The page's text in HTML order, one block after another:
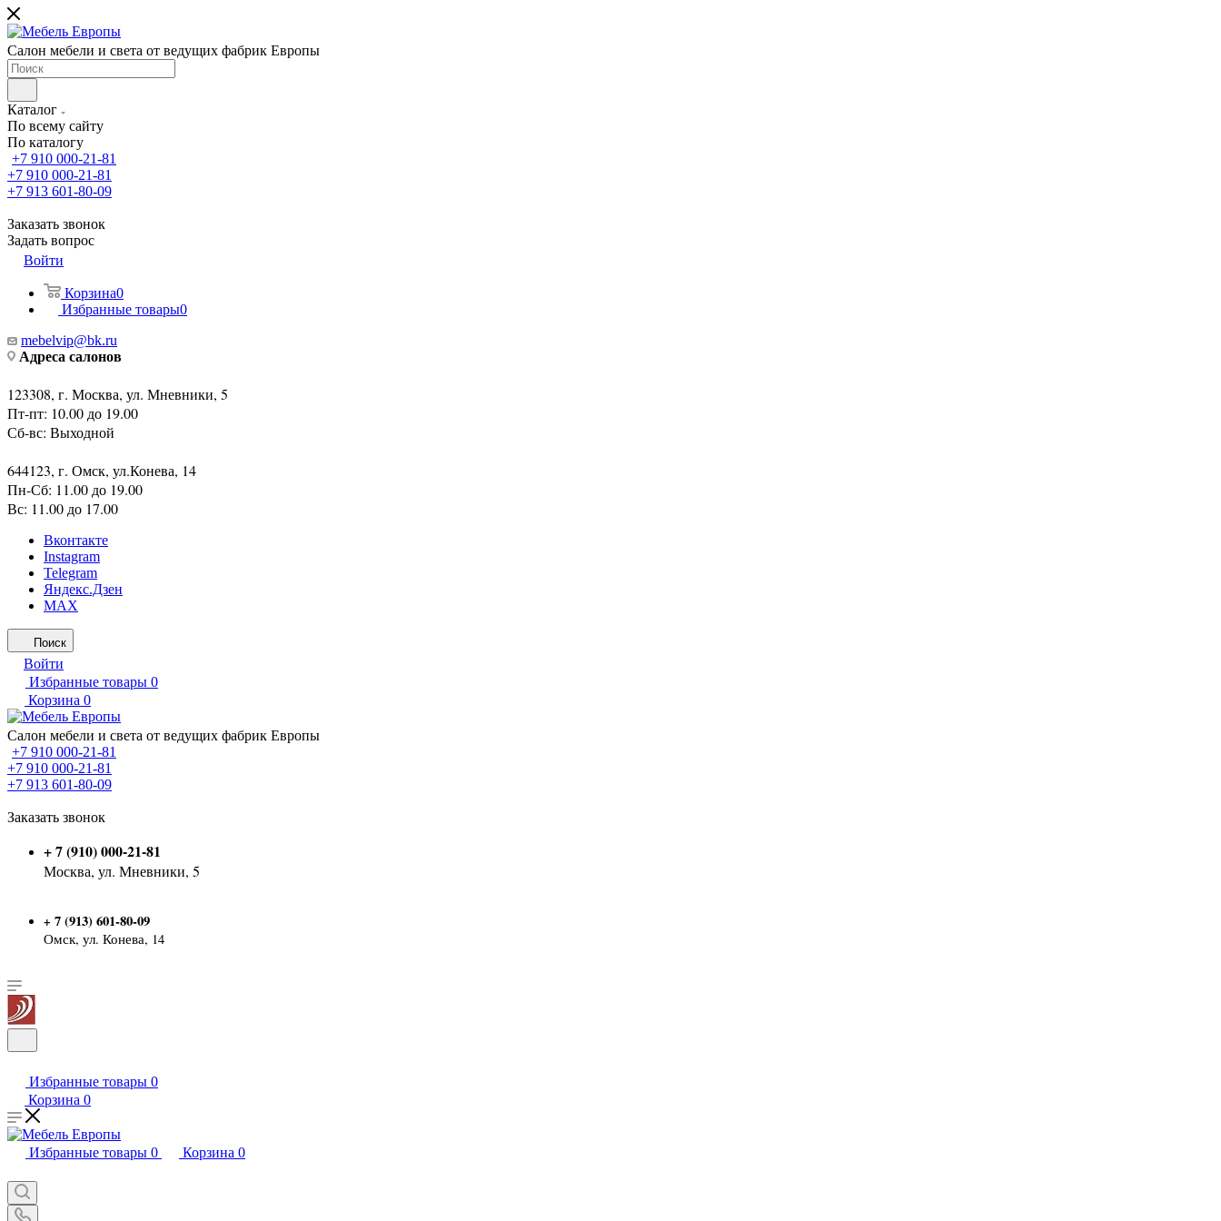
Салон мебели и света от ведущих фабрик Европы
Каталог
По всему сайту
По каталогу
+7 910 000-21-81
+7 910 000-21-81
+7 913 601-80-09
Заказать звонок
Задать вопрос
Войти
Корзина0
Избранные товары0
mebelvip@bk.ru
Адреса салонов
123308, г. Москва, ул. Мневники, 5
Пт-пт: 10.00 до 19.00
Сб-вс: Выходной
644123, г. Омск, ул.Конева, 14
Пн-Сб: 11.00 до 19.00
Вс: 11.00 до 17.00
Вконтакте
Instagram
Telegram
Яндекс.Дзен
MAX
Поиск
Войти
Избранные товары 0
Корзина 0
Салон мебели и света от ведущих фабрик Европы
+7 910 000-21-81
+7 910 000-21-81
+7 913 601-80-09
Заказать звонок
+ 7 (910) 000-21-81
Москва, ул. Мневники, 5
+ 7 (913) 601-80-09
Омск, ул. Конева, 14
Избранные товары 0
Корзина 0
Избранные товары 0 Корзина 0